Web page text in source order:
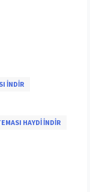
INDIR
HAYDI INDIR